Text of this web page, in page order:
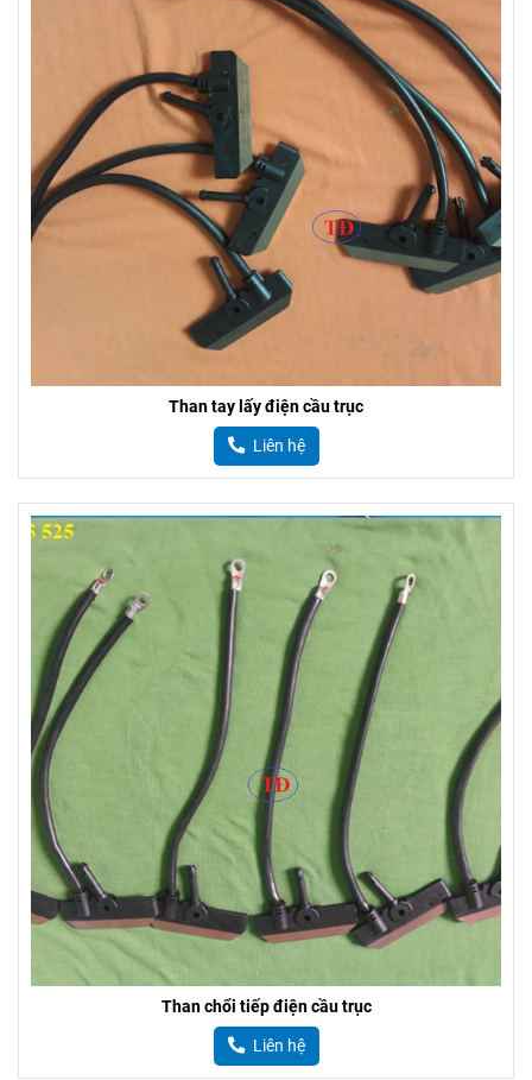
Than tay lấy điện cầu trục
Liên hệ
Than chổi tiếp điện cầu trục
Liên hệ